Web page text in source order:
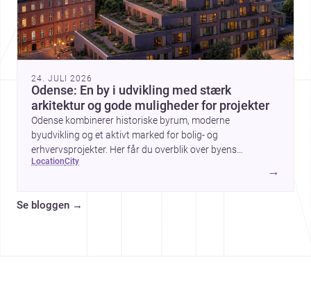
24. JULI 2026
Odense: En by i udvikling med stærk
arkitektur og gode muligheder for projekter
Odense kombinerer historiske byrum, moderne
byudvikling og et aktivt marked for bolig- og
erhvervsprojekter. Her får du overblik over byens
arkitektur, byggemæssige prisniveau og hvorfor byen er
interessant for dig, der planlægger at bygge, renovere eller
location city
→
Se bloggen →